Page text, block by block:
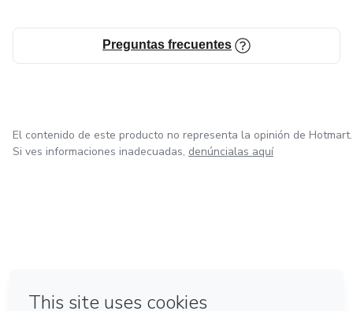
Preguntas frecuentes
El contenido de este producto no representa la opinión de Hotmart.
Si ves informaciones inadecuadas, denúncialas aquí
Hecho con❤ en Belo Horizonte